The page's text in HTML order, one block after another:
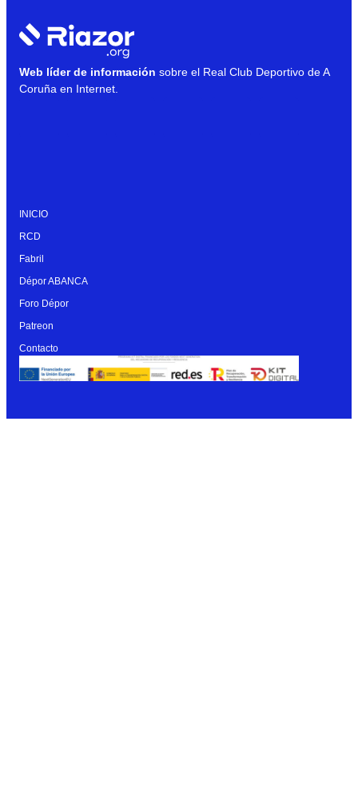
Web líder de información sobre el Real Club Deportivo de A
Coruña en Internet.
INICIO
RCD
Fabril
Dépor ABANCA
Foro Dépor
Patreon
Contacto